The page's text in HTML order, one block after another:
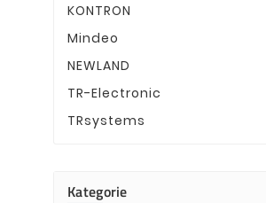
KONTRON
Mindeo
NEWLAND
TR-Electronic
TRsystems
Kategorie